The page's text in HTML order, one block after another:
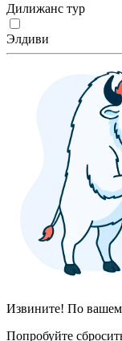
Дилижанс тур
Элдиви
Извините! По
Попробуйте